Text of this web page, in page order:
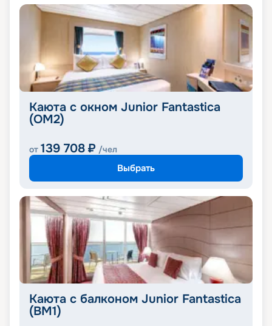
Каюта с окном Junior Fantastica
(OM2)
от 139 708 ₽ /чел
Выбрать
Каюта с балконом Junior Fantastica
(BM1)